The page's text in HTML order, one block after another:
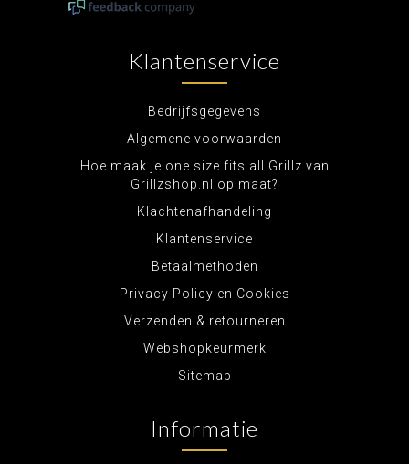
Klantenservice
Bedrijfsgegevens
Algemene voorwaarden
Hoe maak je one size fits all Grillz van
Grillzshop.nl op maat?
Klachtenafhandeling
Klantenservice
Betaalmethoden
Privacy Policy en Cookies
Verzenden & retourneren
Webshopkeurmerk
Sitemap
Informatie